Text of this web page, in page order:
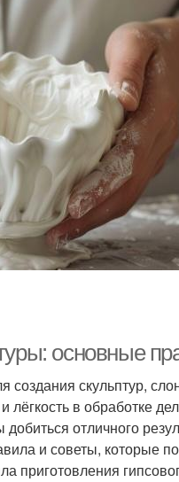
основные
скульптур,
лёгкость в обработке
отличного
и советы, которые